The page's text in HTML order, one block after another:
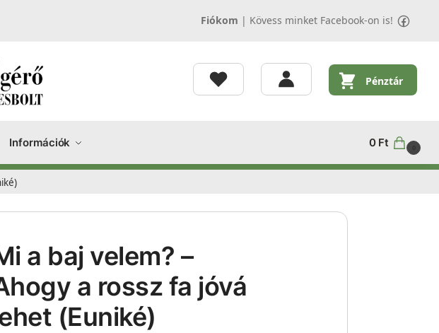
Fiókom | Kövess minket Facebook-on is!
Pénztár
Információk 0 Ft 0
a baj velem? –
a rossz fa jóvá
(Euniké)